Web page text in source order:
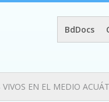
BdDocs
EN EL MEDIO